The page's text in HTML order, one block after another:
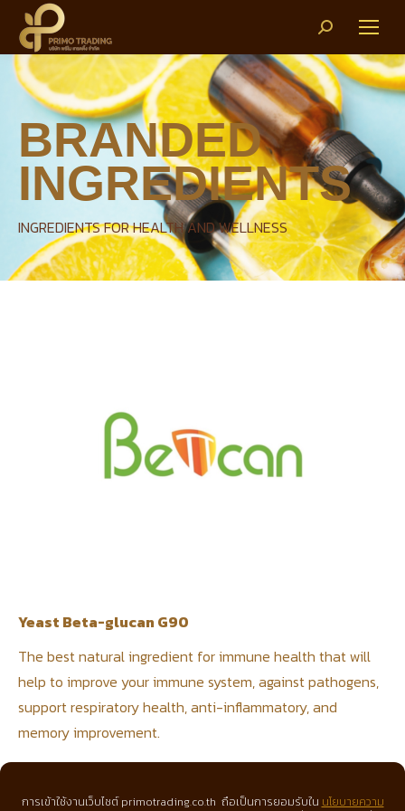
การเข้าใช้งานเว็บไซต์ primotrading.co.th ถือเป็นการยอมรับใน นโยบายความ
Search:
BRANDED
INGREDIENTS
INGREDIENTS FOR HEALTH AND WELLNESS
Yeast Beta-glucan G90
The best natural ingredient for immune health that will
help to improve your immune system, against pathogens,
support respiratory health, anti-inflammatory, and
memory improvement.
Readmore